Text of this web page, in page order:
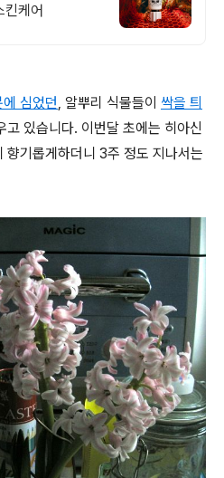
킨케어
에 심었던, 알뿌리 식물들이 싹을 틔
고 있습니다. 이번달 초에는 히아신
향기롭게하더니 3주 정도 지나서는